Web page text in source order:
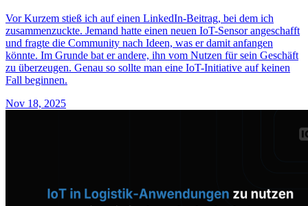
Vor Kurzem stieß ich auf einen LinkedIn-Beitrag, bei dem ich
zusammenzuckte. Jemand hatte einen neuen IoT-Sensor angeschafft
und fragte die Community nach Ideen, was er damit anfangen
könnte. Im Grunde bat er andere, ihn vom Nutzen für sein Geschäft
zu überzeugen. Genau so sollte man eine IoT-Initiative auf keinen
Fall beginnen.
Nov 18, 2025